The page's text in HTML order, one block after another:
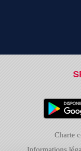
Charte